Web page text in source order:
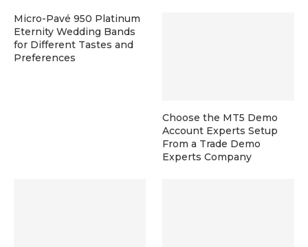
Micro-Pavé 950 Platinum
Eternity Wedding Bands
for Different Tastes and
Preferences
Choose the MT5 Demo
Account Experts Setup
From a Trade Demo
Experts Company